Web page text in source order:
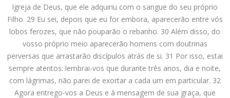
Igreja de Deus, que ele adquiriu com o sangue do seu próprio
Filho. 29 Eu sei, depois que eu for embora, aparecerão entre vós
lobos ferozes, que não pouparão o rebanho. 30 Além disso, do
vosso próprio meio aparecerão homens com doutrinas
perversas que arrastarão discípulos atrás de si. 31 Por isso, estai
sempre atentos: lembrai-vos que durante três anos, dia e noite,
com lágrimas, não parei de exortar a cada um em particular. 32
Agora entrego-vos a Deus e à mensagem de sua graça, que